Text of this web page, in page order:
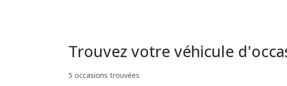
Trouvez votre véhicule
5 occasions trouvées